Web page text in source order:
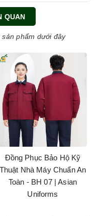
QUAN
phẩm dưới đây
Đồng Phục Bảo Hộ Kỹ
Thuật Nhà Máy Chuẩn An
Toàn - BH 07 | Asian
Uniforms